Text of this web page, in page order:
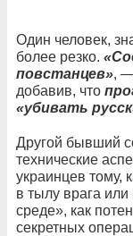
Один человек,
более резко.
повстанцев», —
добавив, что
«убивать
Другой бывший
технические
украинцев тому,
в тылу врага
среде», как
секретных